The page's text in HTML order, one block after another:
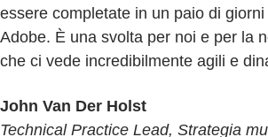
essere completate in un paio di
Adobe. È una svolta per noi e per la
che ci vede incredibilmente agili e
John Van Der Holst
Technical Practice Lead, Strategia